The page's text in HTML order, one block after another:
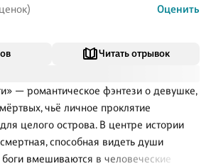
Читать отрывок
— романтическое фэнтези о девушке,
чьё личное проклятие
целого острова. В центре истории
способная видеть души
вмешиваются в человеческие
Оценить